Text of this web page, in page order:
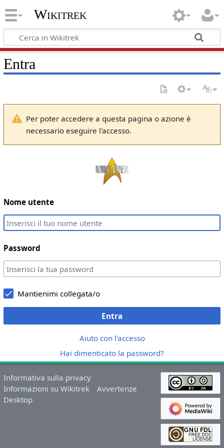
Wikitrek
Entra
Per poter accedere a questa pagina o azione è
necessario eseguire l'accesso.
Nome utente
Password
Mantienimi collegata/o
Entra
Aiuto con l'accesso
Hai dimenticato la password?
Informativa sulla privacy
Informazioni su Wikitrek
Avvertenze
Desktop